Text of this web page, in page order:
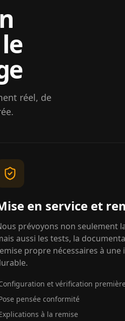
réel, de
en service et
prévoyons non seulement
aussi les tests, la
propre nécessaires à une
et vérification
pensée conformité
à la remise